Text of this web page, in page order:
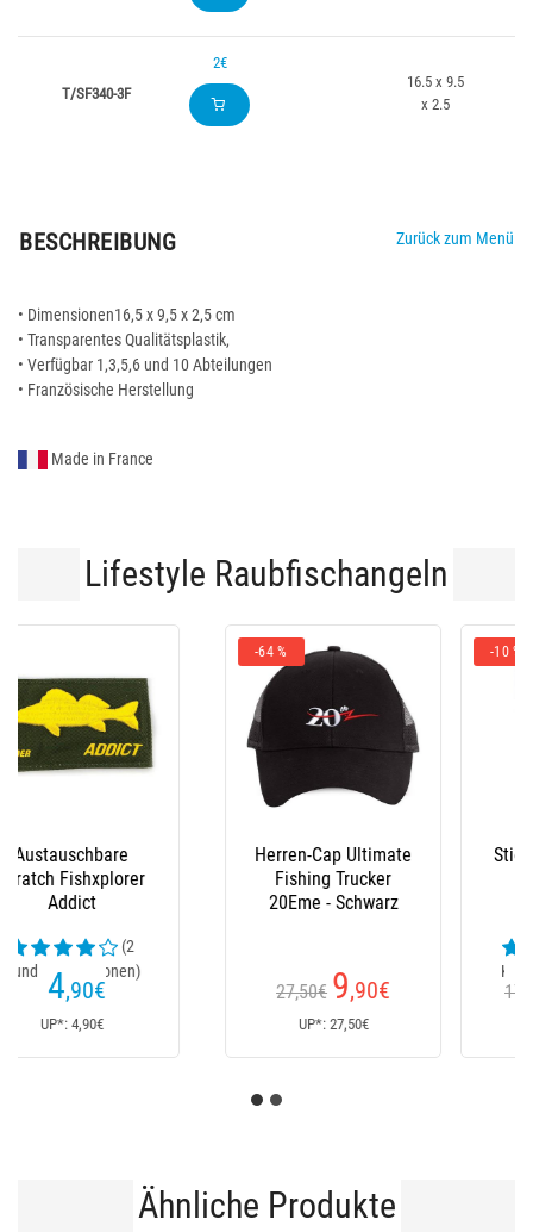
T/SF340-3F
2€
16.5 x 9.5
x 2.5
BESCHREIBUNG Zurück zum Menü
• Dimensionen16,5 x 9,5 x 2,5 cm
• Transparentes Qualitätsplastik,
• Verfügbar 1,3,5,6 und 10 Abteilungen
• Französische Herstellung
Made in France
Lifestyle Raubfischangeln
Stiefel Le Chameau
Kundenrezensionen)
170€
Latzhose Xm Ocean
235
Ähnliche Produkte